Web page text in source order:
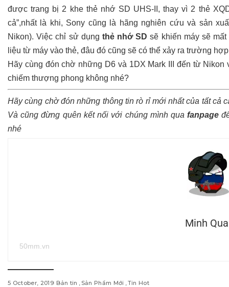
được trang bị 2 khe thẻ nhớ SD UHS-II, thay vì 2 thẻ
cả”,nhất là khi, Sony cũng là hãng nghiên cứu và sản
Nikon). Việc chỉ sử dụng thẻ nhớ SD sẽ khiến máy sẽ
liệu từ máy vào thẻ, đâu đó cũng sẽ có thể xảy ra trường
Hãy cùng đón chờ những D6 và 1DX Mark III đến từ
chiếm thượng phong không nhé?
Hãy cùng chờ đón những thông tin rò rỉ mới nhất của tất cả
Và cũng đừng quên kết nối với chúng mình quafanpage
nhé
Minh
50mm.vn
5 October, 2019 Bản tin Sản Phẩm Mới Tin Hot